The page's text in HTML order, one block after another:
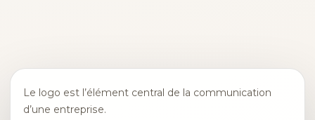
Le logo est l’élément central de la communication
d’une entreprise.